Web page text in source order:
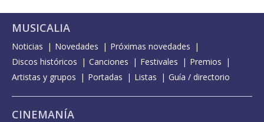
MUSICALIA
Noticias Novedades
Próximas novedades
Discos históricos
Canciones Festivales
Premios
Artistas y grupos
Portadas Listas Guía / directorio
CINEMANÍA